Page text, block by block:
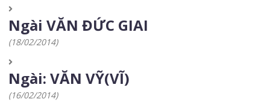
Ngài VĂN ĐỨC GIAI
(18/02/2014)
Ngài: VĂN VỸ(VĨ)
(16/02/2014)